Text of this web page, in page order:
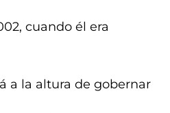
cuando él era
a la altura de gobernar